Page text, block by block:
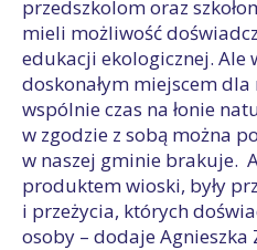
przedszkolom oraz
mieli możliwość
edukacji ekologicznej. Ale
doskonałym miejscem
wspólnie czas na łonie
w zgodzie z sobą można
w naszej gminie brakuje.
produktem wioski, były
i przeżycia, których
osoby – dodaje Agnieszka